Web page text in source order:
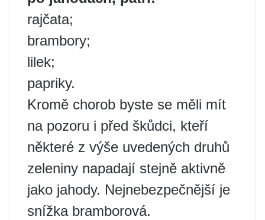
rajčata;
brambory;
lilek;
papriky.
Kromě chorob byste se měli mít
na pozoru i před škůdci, kteří
některé z výše uvedených druhů
zeleniny napadají stejně aktivně
jako jahody. Nejnebezpečnější je
snížka bramborová.